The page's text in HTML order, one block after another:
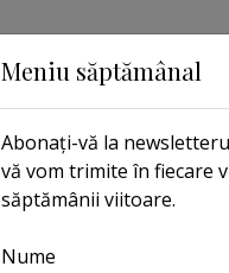
EMISIUNE PORTRETE
Meniu săptămânal
Abonați-vă la
vă vom trimite în fiecare
săptămânii viitoare.
Nume